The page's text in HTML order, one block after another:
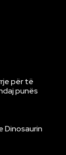
për të
punës
Dinosaurin